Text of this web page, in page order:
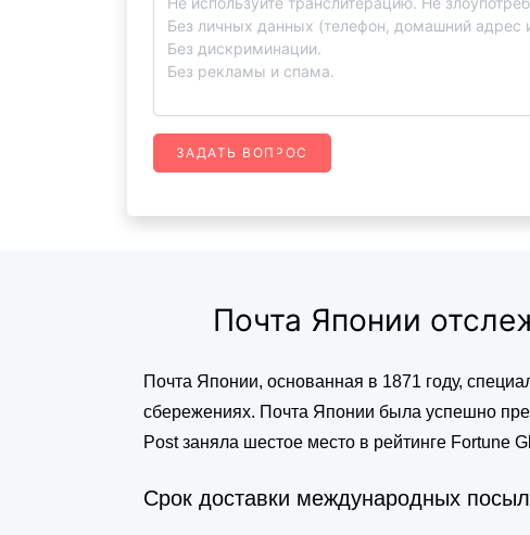
ЗАДАТЬ ВОПРОС
Почта Японии
Почта Японии, основанная в 1871 году,
сбережениях. Почта Японии была успешно
Post заняла шестое место в рейтинге Fortune
Срок доставки международных